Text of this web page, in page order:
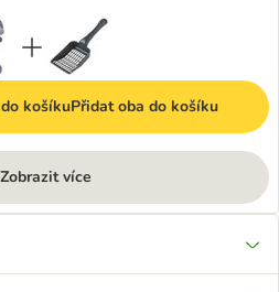
košíkuPřidat oba do košíku
Zobrazit více